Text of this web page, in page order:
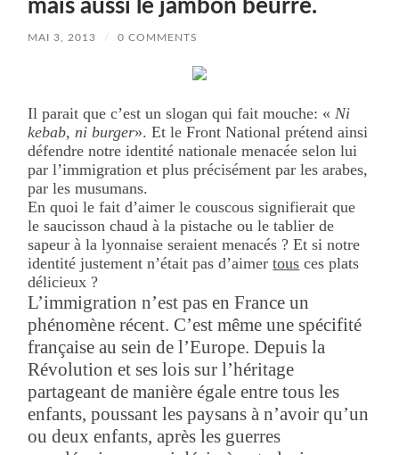
mais aussi le jambon beurre.
MAI 3, 2013 / 0 COMMENTS
Il parait que c’est un slogan qui fait mouche: «Ni
kebab, ni burger». Et le Front National prétend ainsi
défendre notre identité nationale menacée selon lui
par l’immigration et plus précisément par les arabes,
par les musumans.
En quoi le fait d’aimer le couscous signifierait que
le saucisson chaud à la pistache ou le tablier de
sapeur à la lyonnaise seraient menacés ? Et si notre
identité justement n’était pas d’aimertous ces plats
délicieux ?
L’immigration n’est pas en France un
phénomène récent. C’est même une spécifité
française au sein de l’Europe. Depuis la
Révolution et ses lois sur l’héritage
partageant de manière égale entre tous les
enfants, poussant les paysans à n’avoir qu’un
ou deux enfants, après les guerres